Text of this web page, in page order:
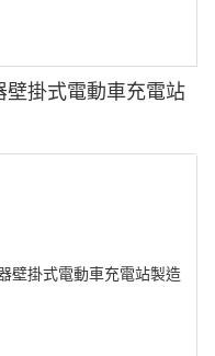
掛式電動車充電站